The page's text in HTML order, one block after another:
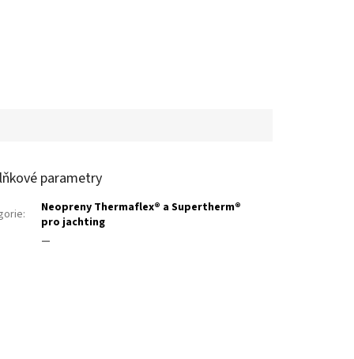
parametry
:
Neopreny Thermaflex® a Supertherm®
pro jachting
—